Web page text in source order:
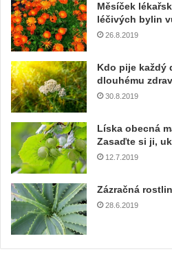
Měsíček
léčivých bylin
26.8.2019
Kdo pije každý
dlouhému
30.8.2019
Líska obecná
Zasaďte si ji,
12.7.2019
Zázračná
28.6.2019